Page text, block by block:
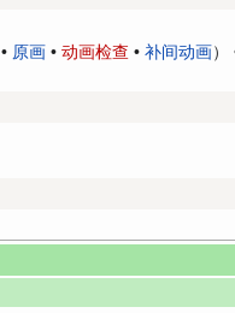
• 原画• 动画检查 • 补间动画）